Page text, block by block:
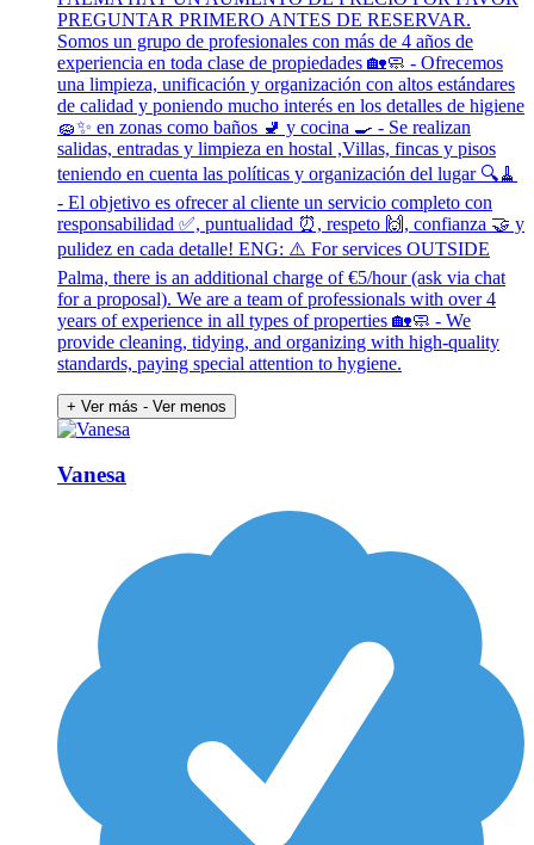
PREGUNTAR PRIMERO ANTES DE RESERVAR.
Somos un grupo de profesionales con más de 4 años de
experiencia en toda clase de propiedades 🏡🧼 - Ofrecemos
una limpieza, unificación y organización con altos estándares
de calidad y poniendo mucho interés en los detalles de higiene
🧽✨ en zonas como baños 🚽 y cocina 🍳 - Se realizan
salidas, entradas y limpieza en hostal ,Villas, fincas y pisos
teniendo en cuenta las políticas y organización del lugar 🔍🧹
- El objetivo es ofrecer al cliente un servicio completo con
responsabilidad ✅, puntualidad ⏰, respeto 🙌, confianza 🤝 y
pulidez en cada detalle! ENG: ⚠️ For services OUTSIDE
Palma, there is an additional charge of €5/hour (ask via chat
for a proposal). We are a team of professionals with over 4
years of experience in all types of properties 🏡🧼 - We
provide cleaning, tidying, and organizing with high-quality
standards, paying special attention to hygiene.
+ Ver más - Ver menos
Vanesa